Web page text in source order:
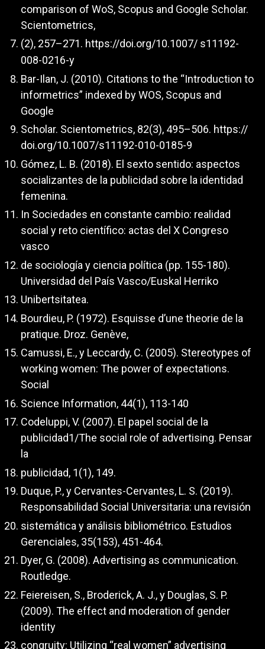
comparison of WoS, Scopus and Google Scholar.
Scientometrics,
(2), 257–271. https://doi.org/10.1007/ s11192-
008-0216-y
Bar-Ilan, J. (2010). Citations to the “Introduction to
informetrics” indexed by WOS, Scopus and
Google
Scholar. Scientometrics, 82(3), 495–506. https://
doi.org/10.1007/s11192-010-0185-9
Gómez, L. B. (2018). El sexto sentido: aspectos
socializantes de la publicidad sobre la identidad
femenina.
In Sociedades en constante cambio: realidad
social y reto científico: actas del X Congreso
vasco
de sociología y ciencia política (pp. 155-180).
Universidad del País Vasco/Euskal Herriko
Unibertsitatea.
Bourdieu, P. (1972). Esquisse d’une theorie de la
pratique. Droz. Genève,
Camussi, E., y Leccardy, C. (2005). Stereotypes of
working women: The power of expectations.
Social
Science Information, 44(1), 113-140
Codeluppi, V. (2007). El papel social de la
publicidad1/The social role of advertising. Pensar
la
publicidad, 1(1), 149.
Duque, P., y Cervantes-Cervantes, L. S. (2019).
Responsabilidad Social Universitaria: una revisión
sistemática y análisis bibliométrico. Estudios
Gerenciales, 35(153), 451-464.
Dyer, G. (2008). Advertising as communication.
Routledge.
Feiereisen, S., Broderick, A. J., y Douglas, S. P.
(2009). The effect and moderation of gender
identity
congruity: Utilizing “real women” advertising